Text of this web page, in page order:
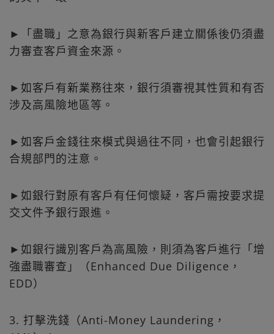
►「盡職」之意為銀行與新客戶建立關係後仍須盡
力審查客戶資金來源。
►如客戶有新業務往來，銀行須審視其性質和有否
涉及高風險地區等。
►如客戶金錢往來模式與過往不同，也會引起銀行
合規部門的注意。
►如銀行對原有客戶有任何懷疑，客戶需按要求提
交文件予銀行跟進。
►如銀行識別客戶為高風險，則須為客戶進行「增
強盡職審查」（Enhanced Due Diligence，
EDD）
3. 打擊洗錢（Anti-Money Laundering，